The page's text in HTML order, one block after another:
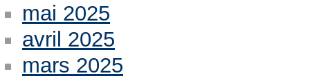
mai 2025
avril 2025
mars 2025